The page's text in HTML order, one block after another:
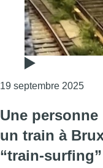
19 septembre 2025
Une
un train à
“train-surfing”